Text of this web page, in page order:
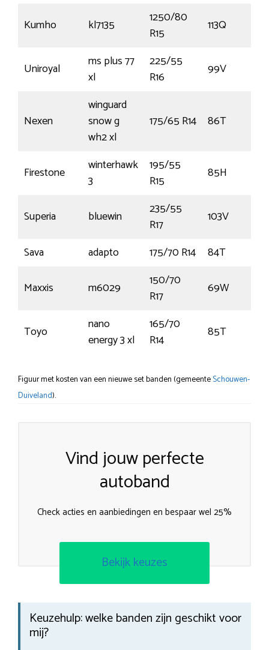
Kumho kl7135
1250/80
R15
113Q
Uniroyal
ms plus 77
xl
225/55
R16
99V
Nexen
winguard
snow g
wh2 xl
175/65 R14 86T
Firestone
winterhawk
3
195/55
R15
85H
Superia bluewin
235/55
R17
103V
Sava
adapto 175/70 R14 84T
Maxxis
m6029
150/70
R17
69W
Toyo
nano
energy 3 xl
165/70
R14
85T
Figuur met kosten van een nieuwe set banden (gemeenteSchouwen-
Duiveland).
Vind jouw perfecte
autoband
Check acties en aanbiedingen en bespaar wel 25%
Bekijk keuzes
Keuzehulp: welke banden zijn geschikt voor
mij?